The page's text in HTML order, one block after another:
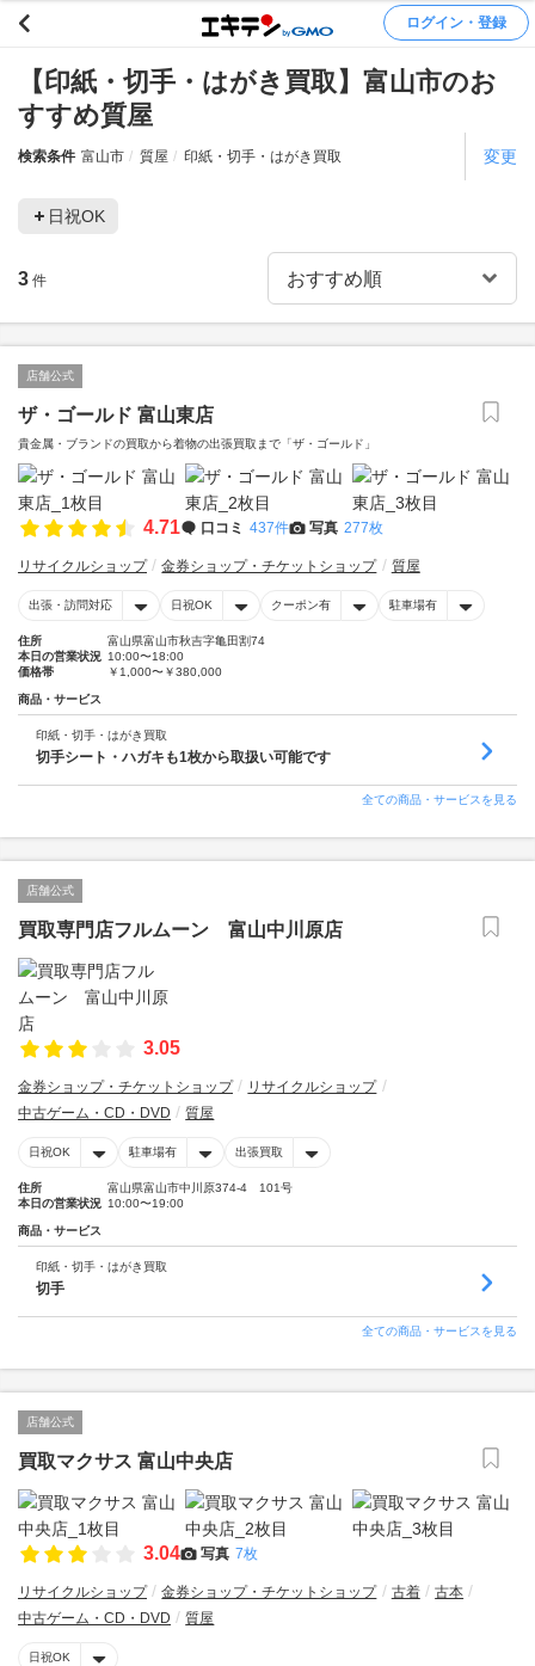
ログイン・登録
【印紙・切手・はがき買取】富山市のお
すすめ質屋
検索条件 富山市 質屋 印紙・切手・はがき買取 変更
日祝OK
3 件
店舗公式
ザ・ゴールド 富山東店
貴金属・ブランドの買取から着物の出張買取まで「ザ・ゴールド」
4.71 口コミ 437件 写真 277枚
リサイクルショップ 金券ショップ・チケットショップ 質屋
出張・訪問対応 日祝OK クーポン有 駐車場有
住所
富山県富山市秋吉字亀田割74
本日の営業状況 10:00〜18:00
価格帯
￥1,000〜￥380,000
商品・サービス
印紙・切手・はがき買取
切手シート・ハガキも1枚から取扱い可能です
全ての商品・サービスを見る
店舗公式
買取専門店フルムーン 富山中川原店
3.05
金券ショップ・チケットショップ
リサイクルショップ
中古ゲーム・CD・DVD
質屋
日祝OK 駐車場有 出張買取
住所
富山県富山市中川原374-4 101号
本日の営業状況 10:00〜19:00
商品・サービス
印紙・切手・はがき買取
切手
全ての商品・サービスを見る
店舗公式
買取マクサス 富山中央店
3.04 写真 7枚
リサイクルショップ 金券ショップ・チケットショップ 古着
古本
中古ゲーム・CD・DVD
質屋
日祝OK